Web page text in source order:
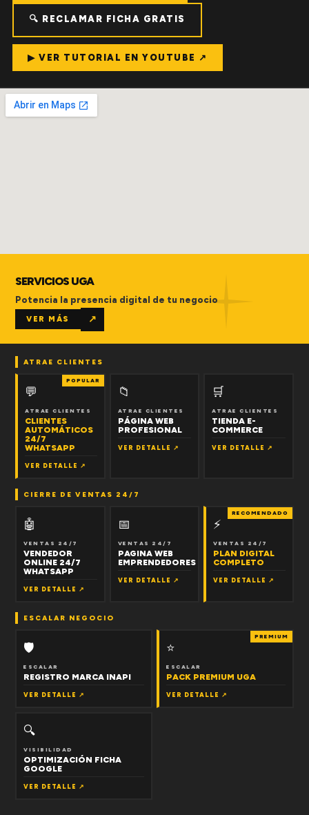
🔍 RECLAMAR FICHA GRATIS
▶ VER TUTORIAL EN YOUTUBE ↗
SERVICIOS UGA
Potencia la presencia digital de tu negocio
VER MÁS ↗
ATRAE CLIENTES
POPULAR
💬
ATRAE CLIENTES
CLIENTES
AUTOMÁTICOS
24/7
WHATSAPP
VER DETALLE ↗
📁
ATRAE CLIENTES
PÁGINA WEB
PROFESIONAL
VER DETALLE ↗
🛒
ATRAE CLIENTES
TIENDA E-
COMMERCE
VER DETALLE ↗
CIERRE DE VENTAS 24/7
🤖
VENTAS 24/7
VENDEDOR
ONLINE 24/7
WHATSAPP
VER DETALLE ↗
📅
VENTAS 24/7
PAGINA WEB
EMPRENDEDORES
VER DETALLE ↗
RECOMENDADO
⚡
VENTAS 24/7
PLAN DIGITAL
COMPLETO
VER DETALLE ↗
ESCALAR NEGOCIO
🛡
ESCALAR
REGISTRO MARCA INAPI
VER DETALLE ↗
PREMIUM
⭐
ESCALAR
PACK PREMIUM UGA
VER DETALLE ↗
🔍
VISIBILIDAD
OPTIMIZACIÓN FICHA
GOOGLE
VER DETALLE ↗